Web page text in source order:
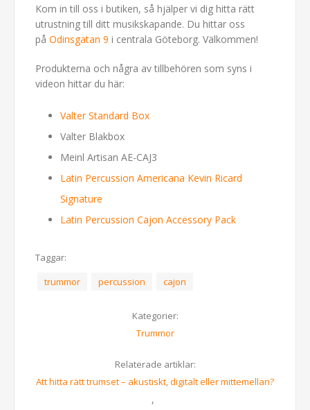
Kom in till oss i butiken, så hjälper vi dig hitta rätt
utrustning till ditt musikskapande. Du hittar oss
på Odinsgatan 9 i centrala Göteborg. Välkommen!
Produkterna och några av tillbehören som syns i
videon hittar du här:
Valter Standard Box
Valter Blakbox
Meinl Artisan AE-CAJ3
Latin Percussion Americana Kevin Ricard
Signature
Latin Percussion Cajon Accessory Pack
Taggar:
trummor
percussion cajon
Kategorier:
Trummor
Relaterade artiklar:
Att hitta rätt trumset – akustiskt, digitalt eller mittemellan?
,